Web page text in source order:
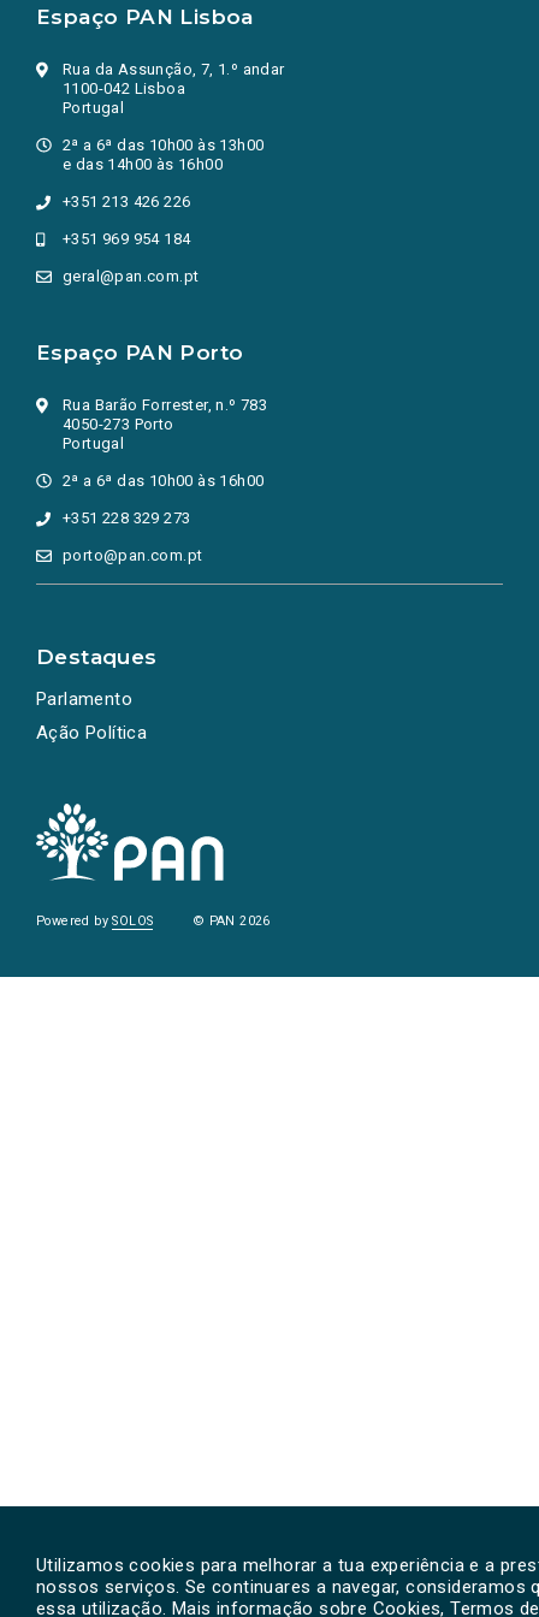
Utilizamos cookies para melhorar a tua experiência e a
nossos serviços. Se continuares a navegar, consideramos
essa utilização. Mais informação sobre Cookies, Termos
Espaço PAN Lisboa
Rua da Assunção, 7, 1.º andar
1100-042 Lisboa
Portugal
2ª a 6ª das 10h00 às 13h00
e das 14h00 às 16h00
+351 213 426 226
+351 969 954 184
geral@pan.com.pt
Espaço PAN Porto
Rua Barão Forrester, n.º 783
4050-273 Porto
Portugal
2ª a 6ª das 10h00 às 16h00
+351 228 329 273
porto@pan.com.pt
Destaques
Parlamento
Ação Política
Powered bySOLOS © PAN 2026